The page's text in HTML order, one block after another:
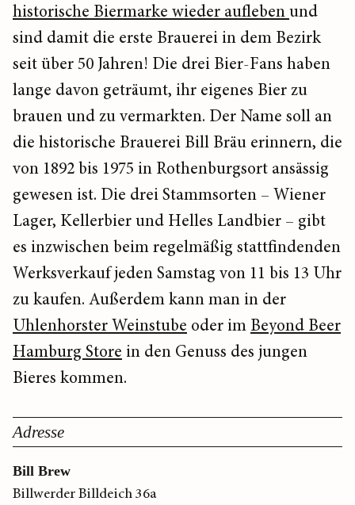
historische Biermarke wieder auflebenund
sind damit die erste Brauerei in dem Bezirk
seit über 50 Jahren! Die drei Bier-Fans haben
lange davon geträumt, ihr eigenes Bier zu
brauen und zu vermarkten. Der Name soll an
die historische Brauerei Bill Bräu erinnern, die
von 1892 bis 1975 in Rothenburgsort ansässig
gewesen ist. Die drei Stammsorten – Wiener
Lager, Kellerbier und Helles Landbier – gibt
es inzwischen beim regelmäßig stattfindenden
Werksverkauf jeden Samstag von 11 bis 13 Uhr
zu kaufen. Außerdem kann man in der
Uhlenhorster Weinstube oder im Beyond Beer
Hamburg Store in den Genuss des jungen
Bieres kommen.
Adresse
Bill Brew
Billwerder Billdeich 36a